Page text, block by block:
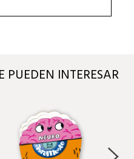
PUEDEN INTERESAR